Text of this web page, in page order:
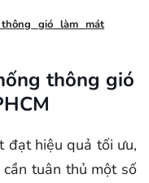
gió làm mát
thông gió
đạt hiệu quả tối ưu,
tuân thủ một số